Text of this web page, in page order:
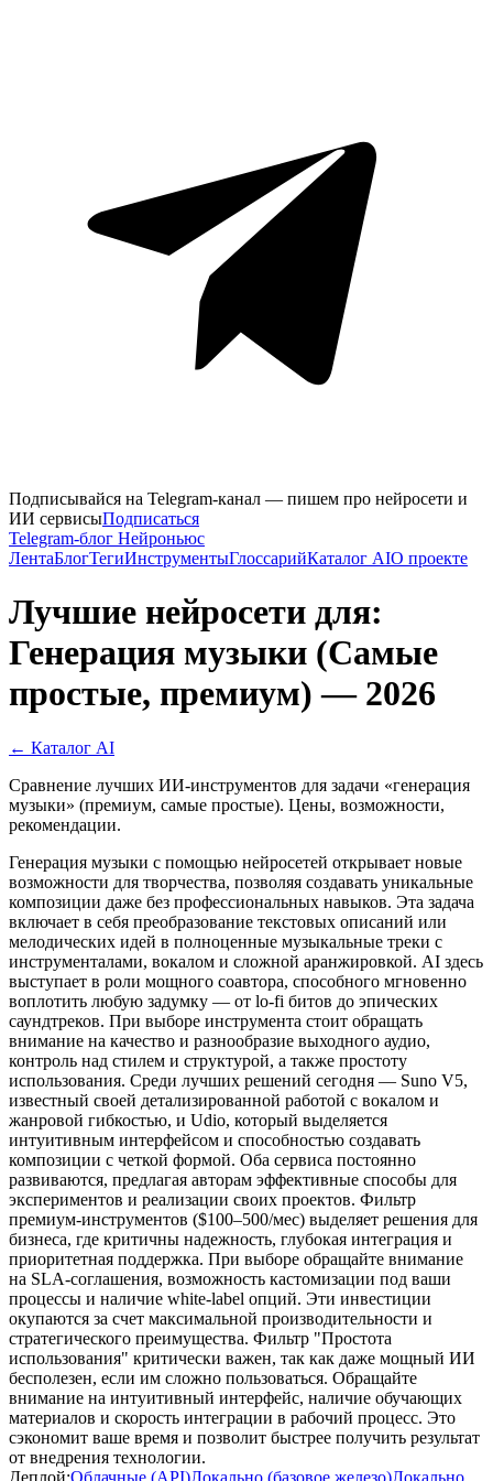
Подписывайся на Telegram-канал — пишем про нейросети и
ИИ сервисыПодписаться
Telegram-блог Нейроньюс
ЛентаБлогТегиИнструментыГлоссарийКаталог AIО проекте
Лучшие нейросети для:
Генерация музыки (Самые
простые, премиум) — 2026
← Каталог AI
Сравнение лучших ИИ-инструментов для задачи «генерация
музыки» (премиум, самые простые). Цены, возможности,
рекомендации.
Генерация музыки с помощью нейросетей открывает новые
возможности для творчества, позволяя создавать уникальные
композиции даже без профессиональных навыков. Эта задача
включает в себя преобразование текстовых описаний или
мелодических идей в полноценные музыкальные треки с
инструменталами, вокалом и сложной аранжировкой. AI здесь
выступает в роли мощного соавтора, способного мгновенно
воплотить любую задумку — от lo-fi битов до эпических
саундтреков. При выборе инструмента стоит обращать
внимание на качество и разнообразие выходного аудио,
контроль над стилем и структурой, а также простоту
использования. Среди лучших решений сегодня — Suno V5,
известный своей детализированной работой с вокалом и
жанровой гибкостью, и Udio, который выделяется
интуитивным интерфейсом и способностью создавать
композиции с четкой формой. Оба сервиса постоянно
развиваются, предлагая авторам эффективные способы для
экспериментов и реализации своих проектов. Фильтр
премиум-инструментов ($100–500/мес) выделяет решения для
бизнеса, где критичны надежность, глубокая интеграция и
приоритетная поддержка. При выборе обращайте внимание
на SLA-соглашения, возможность кастомизации под ваши
процессы и наличие white-label опций. Эти инвестиции
окупаются за счет максимальной производительности и
стратегического преимущества. Фильтр "Простота
использования" критически важен, так как даже мощный ИИ
бесполезен, если им сложно пользоваться. Обращайте
внимание на интуитивный интерфейс, наличие обучающих
материалов и скорость интеграции в рабочий процесс. Это
сэкономит ваше время и позволит быстрее получить результат
от внедрения технологии.
Деплой:Облачные (API)Локально (базовое железо)Локально